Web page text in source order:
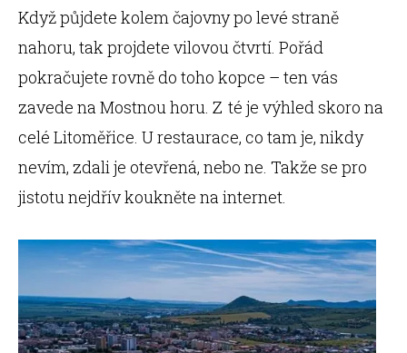
Když půjdete kolem čajovny po levé straně
nahoru, tak projdete vilovou čtvrtí. Pořád
pokračujete rovně do toho kopce – ten vás
zavede na Mostnou horu. Z té je výhled skoro na
celé Litoměřice. U restaurace, co tam je, nikdy
nevím, zdali je otevřená, nebo ne. Takže se pro
jistotu nejdřív koukněte na internet.